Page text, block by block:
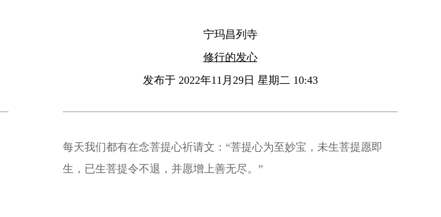
宁玛昌列寺
修行的发心
发布于 2022年11月29日 星期二 10:43
每天我们都有在念菩提心祈请文：“菩提心为至妙宝，未生菩提愿即
生，已生菩提令不退，并愿增上善无尽。”